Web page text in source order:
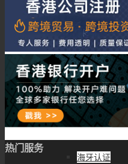
申请中国专利
其他服务
香港律师公证
海牙认证
热门服务